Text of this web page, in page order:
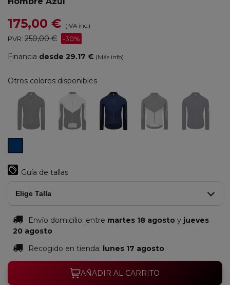
175,00 € (IVA inc.)
PVR: 250,00 € -30%
Financia desde 29.17 € (Más info)
Otros colores disponibles
Marino
Guía de tallas
Elige Talla
Envío domicilio: entre martes 18 agosto y jueves
20 agosto
Recogido en tienda: lunes 17 agosto
AÑADIR AL CARRITO